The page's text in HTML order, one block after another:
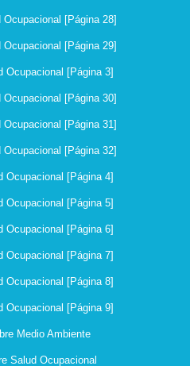
[Página 28]
[Página 29]
Ocupacional [Página 3]
[Página 30]
[Página 31]
[Página 32]
Ocupacional [Página 4]
Ocupacional [Página 5]
Ocupacional [Página 6]
Ocupacional [Página 7]
Ocupacional [Página 8]
Ocupacional [Página 9]
Medio Ambiente
Salud Ocupacional